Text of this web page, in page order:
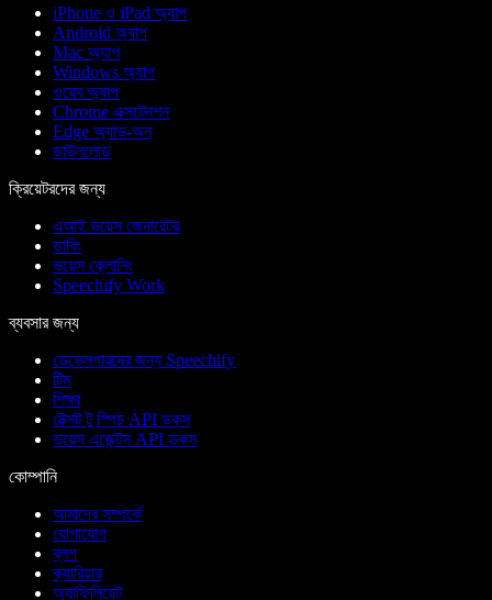
iPhone ও iPad অ্যাপ
Android অ্যাপ
Mac অ্যাপ
Windows অ্যাপ
ওয়েব অ্যাপ
Chrome এক্সটেনশন
Edge অ্যাড-অন
ডাউনলোড
ক্রিয়েটরদের জন্য
এআই ভয়েস জেনারেটর
ডাবিং
ভয়েস ক্লোনিং
Speechify Work
ব্যবসার জন্য
ডেভেলপারদের জন্য Speechify
টিম
শিক্ষা
টেক্সট টু স্পিচ API ডকস
ভয়েস এজেন্টস API ডকস
কোম্পানি
আমাদের সম্পর্কে
যোগাযোগ
ব্লগ
ক্যারিয়ার
অ্যাফিলিয়েট